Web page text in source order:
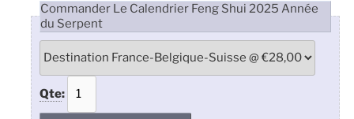
Commander Le Calendrier Feng Shui 2025 Année
du Serpent
Qte: